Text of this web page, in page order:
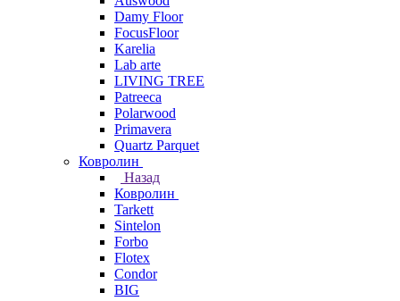
Damy Floor
FocusFloor
Karelia
Lab arte
LIVING TREE
Patreeca
Polarwood
Primavera
Quartz Parquet
Ковролин
Назад
Ковролин
Tarkett
Sintelon
Forbo
Flotex
Condor
BIG